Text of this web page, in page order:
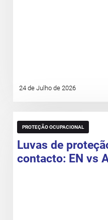
24 de Julho de 2026
PROTEÇÃO OCUPACIONAL
Luvas de
contacto: EN vs